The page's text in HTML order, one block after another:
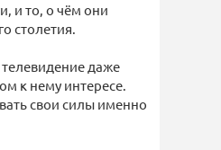
и то, о чём они
столетия.
даже
к нему интересе.
свои силы именно